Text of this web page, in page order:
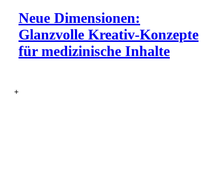
Neue Dimensionen:
Glanzvolle Kreativ-Konzepte
für medizinische Inhalte